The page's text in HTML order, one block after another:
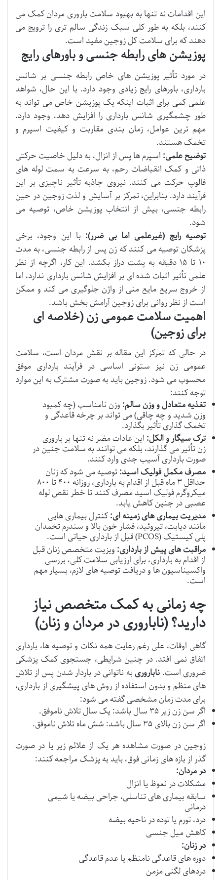
این اقدامات نه تنها به بهبود سلامت باروری مردان کمک می
کنند، بلکه به طور کلی سبک زندگی سالم تری را ترویج می
دهند که برای سلامت کل زوجین مفید است.
پوزیشن های رابطه جنسی و باورهای رایج
در مورد تأثیر پوزیشن های خاص رابطه جنسی بر شانس
بارداری، باورهای رایج زیادی وجود دارد. با این حال، شواهد
علمی کمی برای اثبات اینکه یک پوزیشن خاص می تواند به
طور چشمگیری شانس بارداری را افزایش دهد، وجود دارد.
مهم ترین عوامل، زمان بندی مقاربت و کیفیت اسپرم و
تخمک هستند.
توضیح علمی: اسپرم ها پس از انزال، به دلیل خاصیت حرکتی
ذاتی و کمک انقباضات رحم، به سرعت به سمت لوله های
فالوپ حرکت می کنند. نیروی جاذبه تأثیر ناچیزی بر این
فرآیند دارد. بنابراین، تمرکز بر آسایش و لذت زوجین در حین
رابطه جنسی، بیش از انتخاب پوزیشن خاص، توصیه می
شود.
توصیه رایج (غیرعلمی اما بی ضرر): با این وجود، برخی
پزشکان توصیه می کنند که زن پس از رابطه جنسی، به مدت
۱۰ تا ۱۵ دقیقه به پشت دراز بکشد. این کار، اگرچه از نظر
علمی تأثیر اثبات شده ای بر افزایش شانس بارداری ندارد، اما
از خروج سریع مایع منی از واژن جلوگیری می کند و ممکن
است از نظر روانی برای زوجین آرامش بخش باشد.
اهمیت سلامت عمومی زن (خلاصه ای
برای زوجین)
در حالی که تمرکز این مقاله بر نقش مردان است، سلامت
عمومی زن نیز ستونی اساسی در فرآیند بارداری موفق
محسوب می شود. زوجین باید به صورت مشترک به این موارد
توجه کنند:
تغذیه متعادل و وزن سالم: وزن نامناسب (چه کمبود
وزن شدید و چه چاقی) می تواند بر چرخه قاعدگی و
تخمک گذاری تأثیر بگذارد.
ترک سیگار و الکل: این عادات مضر نه تنها بر باروری
زن تأثیر می گذارند، بلکه می توانند به سلامت جنین در
صورت بارداری آسیب جدی وارد کنند.
مصرف مکمل فولیک اسید:توصیه می شود که زنان
حداقل ۳ ماه قبل از اقدام به بارداری، روزانه ۴۰۰ تا ۸۰۰
میکروگرم فولیک اسید مصرف کنند تا خطر نقص لوله
عصبی در جنین کاهش یابد.
مدیریت بیماری های زمینه ای:کنترل بیماری هایی
مانند دیابت، تیروئید، فشار خون بالا و سندرم تخمدان
پلی کیستیک (PCOS) قبل از بارداری حیاتی است.
مراقبت های پیش از بارداری: ویزیت متخصص زنان قبل
از اقدام به بارداری، برای ارزیابی سلامت کلی، بررسی
واکسیناسیون ها و دریافت توصیه های لازم، بسیار مهم
است.
چه زمانی به کمک متخصص نیاز
دارید؟ (ناباروری در مردان و زنان)
گاهی اوقات، علی رغم رعایت همه نکات و توصیه ها، بارداری
اتفاق نمی افتد. در چنین شرایطی، جستجوی کمک پزشکی
ضروری است. ناباروری به ناتوانی در باردار شدن پس از تلاش
های منظم و بدون استفاده از روش های پیشگیری از بارداری،
برای مدت زمان مشخصی گفته می شود:
اگر سن زن زیر ۳۵ سال باشد: یک سال تلاش ناموفق.
اگر سن زن بالای ۳۵ سال باشد: شش ماه تلاش ناموفق.
زوجین در صورت مشاهده هر یک از علائم زیر یا در صورت
گذر از بازه های زمانی فوق، باید به پزشک مراجعه کنند:
در مردان:
مشکلات در نعوظ یا انزال
سابقه بیماری های تناسلی، جراحی بیضه یا شیمی
درمانی
درد، تورم یا توده در ناحیه بیضه
کاهش میل جنسی
در زنان:
دوره های قاعدگی نامنظم یا عدم قاعدگی
دردهای لگنی مزمن